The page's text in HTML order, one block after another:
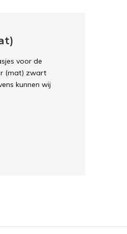
voor de
(mat) zwart
kunnen wij